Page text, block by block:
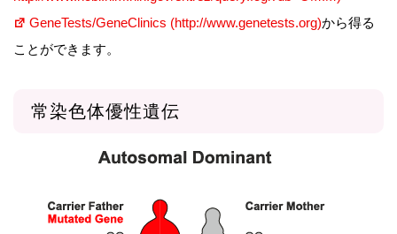
GeneTests/GeneClinics (http://www.genetests.org)から得る
ことができます。
常染色体優性遺伝